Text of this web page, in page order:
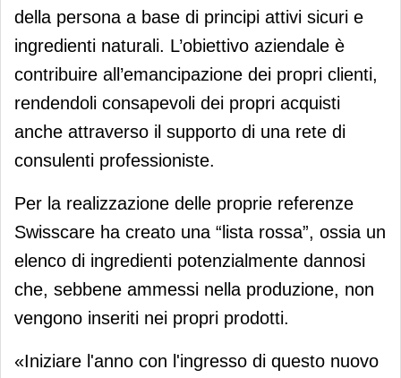
della persona a base di principi attivi sicuri e
ingredienti naturali. L’obiettivo aziendale è
contribuire all’emancipazione dei propri clienti,
rendendoli consapevoli dei propri acquisti
anche attraverso il supporto di una rete di
consulenti professioniste.
Per la realizzazione delle proprie referenze
Swisscare ha creato una “lista rossa”, ossia un
elenco di ingredienti potenzialmente dannosi
che, sebbene ammessi nella produzione, non
vengono inseriti nei propri prodotti.
«Iniziare l'anno con l'ingresso di questo nuovo